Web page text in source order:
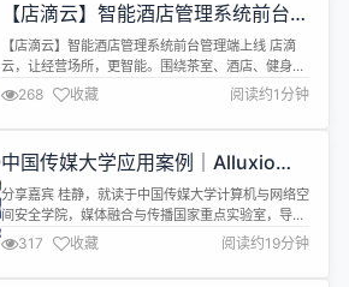
重试策略即可。这里的重试策略为重试...
【店滴云】智能酒店管理系统前台管
理端上线
【店滴云】智能酒店管理系统前台管理端上线 店滴
云，让经营场所，更智能。围绕茶室、酒店、健身
房、公寓、出租房等经营性场所进行物联网改造。同
时支持多种物联网通信协议，开放智能门锁，智能开
关，智能手环的sdk供开发者使用。可免费商用，授
内容：快捷入住，远程房态，房态修改，快速退房，
交接班，房间发卡
268 收藏 阅读约1分钟
中国传媒大学应用案例｜Alluxio在
媒体融合领域的应用
分享嘉宾 桂静，就读于中国传媒大学计算机与网络空
间安全学院，媒体融合与传播国家重点实验室，导师
为王永滨教授。已发表论文三篇。其中 SCI 论文1
篇。参与多项国家级以及省部级子课题项目。致力于
媒体融合领域数据存储与处理关键技术研究。 分享大
317 收藏 阅读约19分钟